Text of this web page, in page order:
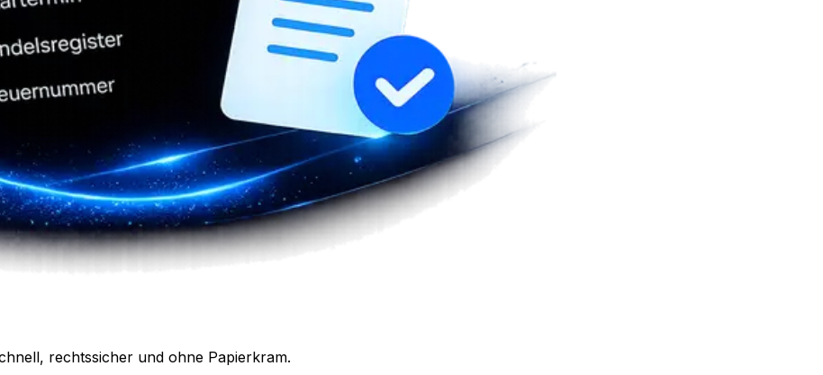
rechtssicher und ohne Papierkram.